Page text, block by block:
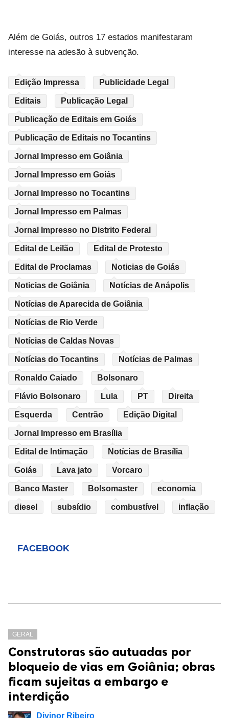
Além de Goiás, outros 17 estados manifestaram
interesse na adesão à subvenção.
Edição Impressa Publicidade Legal
Editais Publicação Legal
Publicação de Editais em Goiás
Publicação de Editais no Tocantins
Jornal Impresso em Goiânia
Jornal Impresso em Goiás
Jornal Impresso no Tocantins
Jornal Impresso em Palmas
Jornal Impresso no Distrito Federal
Edital de Leilão Edital de Protesto
Edital de Proclamas Noticias de Goiás
Noticias de Goiânia Notícias de Anápolis
Notícias de Aparecida de Goiânia
Notícias de Rio Verde
Notícias de Caldas Novas
Notícias do Tocantins Notícias de Palmas
Ronaldo Caiado Bolsonaro
Flávio Bolsonaro Lula PT Direita
Esquerda Centrão Edição Digital
Jornal Impresso em Brasília
Edital de Intimação Notícias de Brasília
Goiás Lava jato Vorcaro
Banco Master Bolsomaster economia
diesel subsídio combustível inflação
FACEBOOK
GERAL
Construtoras são autuadas por
bloqueio de vias em Goiânia; obras
ficam sujeitas a embargo e
interdição
Divinor Ribeiro